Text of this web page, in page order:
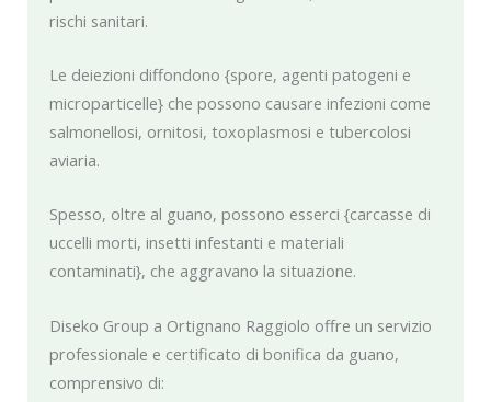
rischi sanitari.
Le deiezioni diffondono {spore, agenti patogeni e
microparticelle} che possono causare infezioni come
salmonellosi, ornitosi, toxoplasmosi e tubercolosi
aviaria.
Spesso, oltre al guano, possono esserci {carcasse di
uccelli morti, insetti infestanti e materiali
contaminati}, che aggravano la situazione.
Diseko Group a Ortignano Raggiolo offre un servizio
professionale e certificato di bonifica da guano,
comprensivo di: